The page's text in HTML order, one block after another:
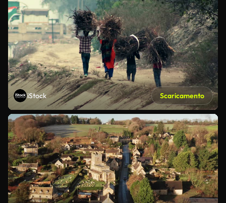
iStock Scaricamento